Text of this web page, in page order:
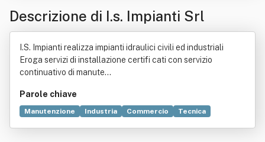
Descrizione di I.s. Impianti Srl
I.S. Impianti realizza impianti idraulici civili ed industriali
Eroga servizi di installazione certifi cati con servizio
continuativo di manute...
Parole chiave
Manutenzione Industria Commercio
Tecnica